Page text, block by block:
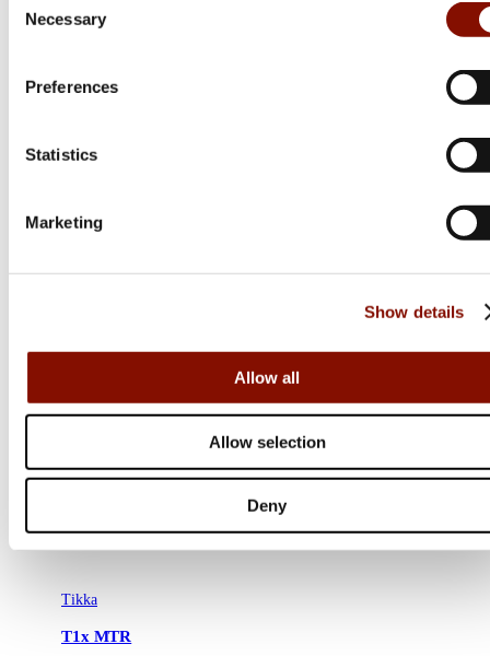
Selection
Necessary
Preferences
Statistics
Marketing
Show details
Allow all
Allow selection
Deny
Från 17 499 kr
Tikka
T1x MTR